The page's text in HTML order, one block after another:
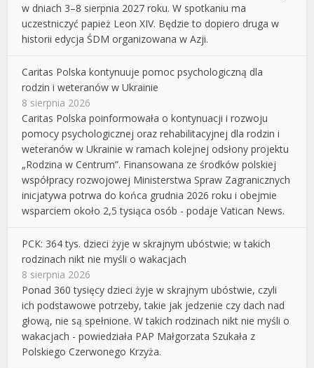
w dniach 3–8 sierpnia 2027 roku. W spotkaniu ma
uczestniczyć papież Leon XIV. Będzie to dopiero druga w
historii edycja ŚDM organizowana w Azji.
Caritas Polska kontynuuje pomoc psychologiczną dla
rodzin i weteranów w Ukrainie
8 sierpnia 2026
Caritas Polska poinformowała o kontynuacji i rozwoju
pomocy psychologicznej oraz rehabilitacyjnej dla rodzin i
weteranów w Ukrainie w ramach kolejnej odsłony projektu
„Rodzina w Centrum”. Finansowana ze środków polskiej
współpracy rozwojowej Ministerstwa Spraw Zagranicznych
inicjatywa potrwa do końca grudnia 2026 roku i obejmie
wsparciem około 2,5 tysiąca osób - podaje Vatican News.
PCK: 364 tys. dzieci żyje w skrajnym ubóstwie; w takich
rodzinach nikt nie myśli o wakacjach
8 sierpnia 2026
Ponad 360 tysięcy dzieci żyje w skrajnym ubóstwie, czyli
ich podstawowe potrzeby, takie jak jedzenie czy dach nad
głową, nie są spełnione. W takich rodzinach nikt nie myśli o
wakacjach - powiedziała PAP Małgorzata Szukała z
Polskiego Czerwonego Krzyża.